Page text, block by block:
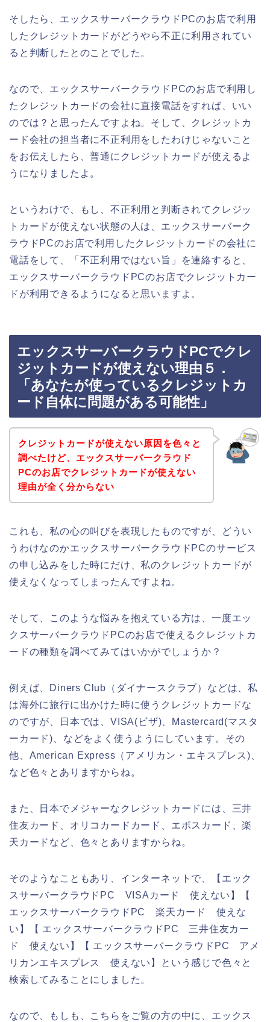
そしたら、エックスサーバークラウドPCのお店で利用
したクレジットカードがどうやら不正に利用されてい
ると判断したとのことでした。
なので、エックスサーバークラウドPCのお店で利用し
たクレジットカードの会社に直接電話をすれば、いい
のでは？と思ったんですよね。そして、クレジットカ
ード会社の担当者に不正利用をしたわけじゃないこと
をお伝えしたら、普通にクレジットカードが使えるよ
うになりましたよ。
というわけで、もし、不正利用と判断されてクレジッ
トカードが使えない状態の人は、エックスサーバーク
ラウドPCのお店で利用したクレジットカードの会社に
電話をして、「不正利用ではない旨」を連絡すると、
エックスサーバークラウドPCのお店でクレジットカー
ドが利用できるようになると思いますよ。
エックスサーバークラウドPCでクレ
ジットカードが使えない理由５．
「あなたが使っているクレジットカ
ード自体に問題がある可能性」
クレジットカードが使えない原因を色々と
調べたけど、エックスサーバークラウド
PCのお店でクレジットカードが使えない
理由が全く分からない
これも、私の心の叫びを表現したものですが、どうい
うわけなのかエックスサーバークラウドPCのサービス
の申し込みをした時にだけ、私のクレジットカードが
使えなくなってしまったんですよね。
そして、このような悩みを抱えている方は、一度エッ
クスサーバークラウドPCのお店で使えるクレジットカ
ードの種類を調べてみてはいかがでしょうか？
例えば、Diners Club（ダイナースクラブ）などは、私
は海外に旅行に出かけた時に使うクレジットカードな
のですが、日本では、VISA(ビザ)、Mastercard(マスタ
ーカード)、などをよく使うようにしています。その
他、American Express（アメリカン・エキスプレス)、
など色々とありますからね。
また、日本でメジャーなクレジットカードには、三井
住友カード、オリコカードカード、エポスカード、楽
天カードなど、色々とありますからね。
そのようなこともあり、インターネットで、【エック
スサーバークラウドPC VISAカード 使えない】【
エックスサーバークラウドPC 楽天カード 使えな
い】【 エックスサーバークラウドPC 三井住友カー
ド 使えない】【 エックスサーバークラウドPC アメ
リカンエキスプレス 使えない】という感じで色々と
検索してみることにしました。
なので、もしも、こちらをご覧の方の中に、エックス